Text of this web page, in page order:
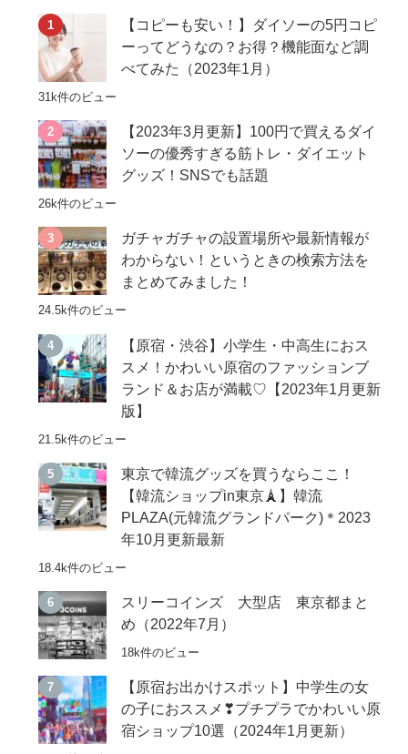
【コピーも安い！】ダイソーの5円コピ
ーってどうなの？お得？機能面など調
べてみた（2023年1月）
31k件のビュー
【2023年3月更新】100円で買えるダイ
ソーの優秀すぎる筋トレ・ダイエット
グッズ！SNSでも話題
26k件のビュー
ガチャガチャの設置場所や最新情報が
わからない！というときの検索方法を
まとめてみました！
24.5k件のビュー
【原宿・渋谷】小学生・中高生におス
スメ！かわいい原宿のファッションブ
ランド＆お店が満載♡【2023年1月更新
版】
21.5k件のビュー
東京で韓流グッズを買うならここ！
【韓流ショップin東京🗼】韓流
PLAZA(元韓流グランドパーク)＊2023
年10月更新最新
18.4k件のビュー
スリーコインズ 大型店 東京都まと
め（2022年7月）
18k件のビュー
【原宿お出かけスポット】中学生の女
の子におススメ❣プチプラでかわいい原
宿ショップ10選（2024年1月更新）